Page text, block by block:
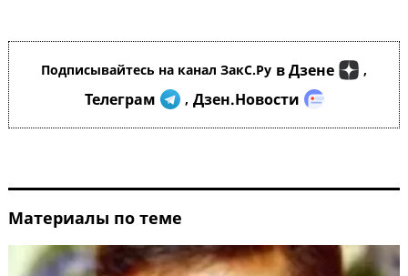
Подписывайтесь на канал ЗакС.Ру в Дзене ,
Телеграм , Дзен.Новости
Материалы по теме